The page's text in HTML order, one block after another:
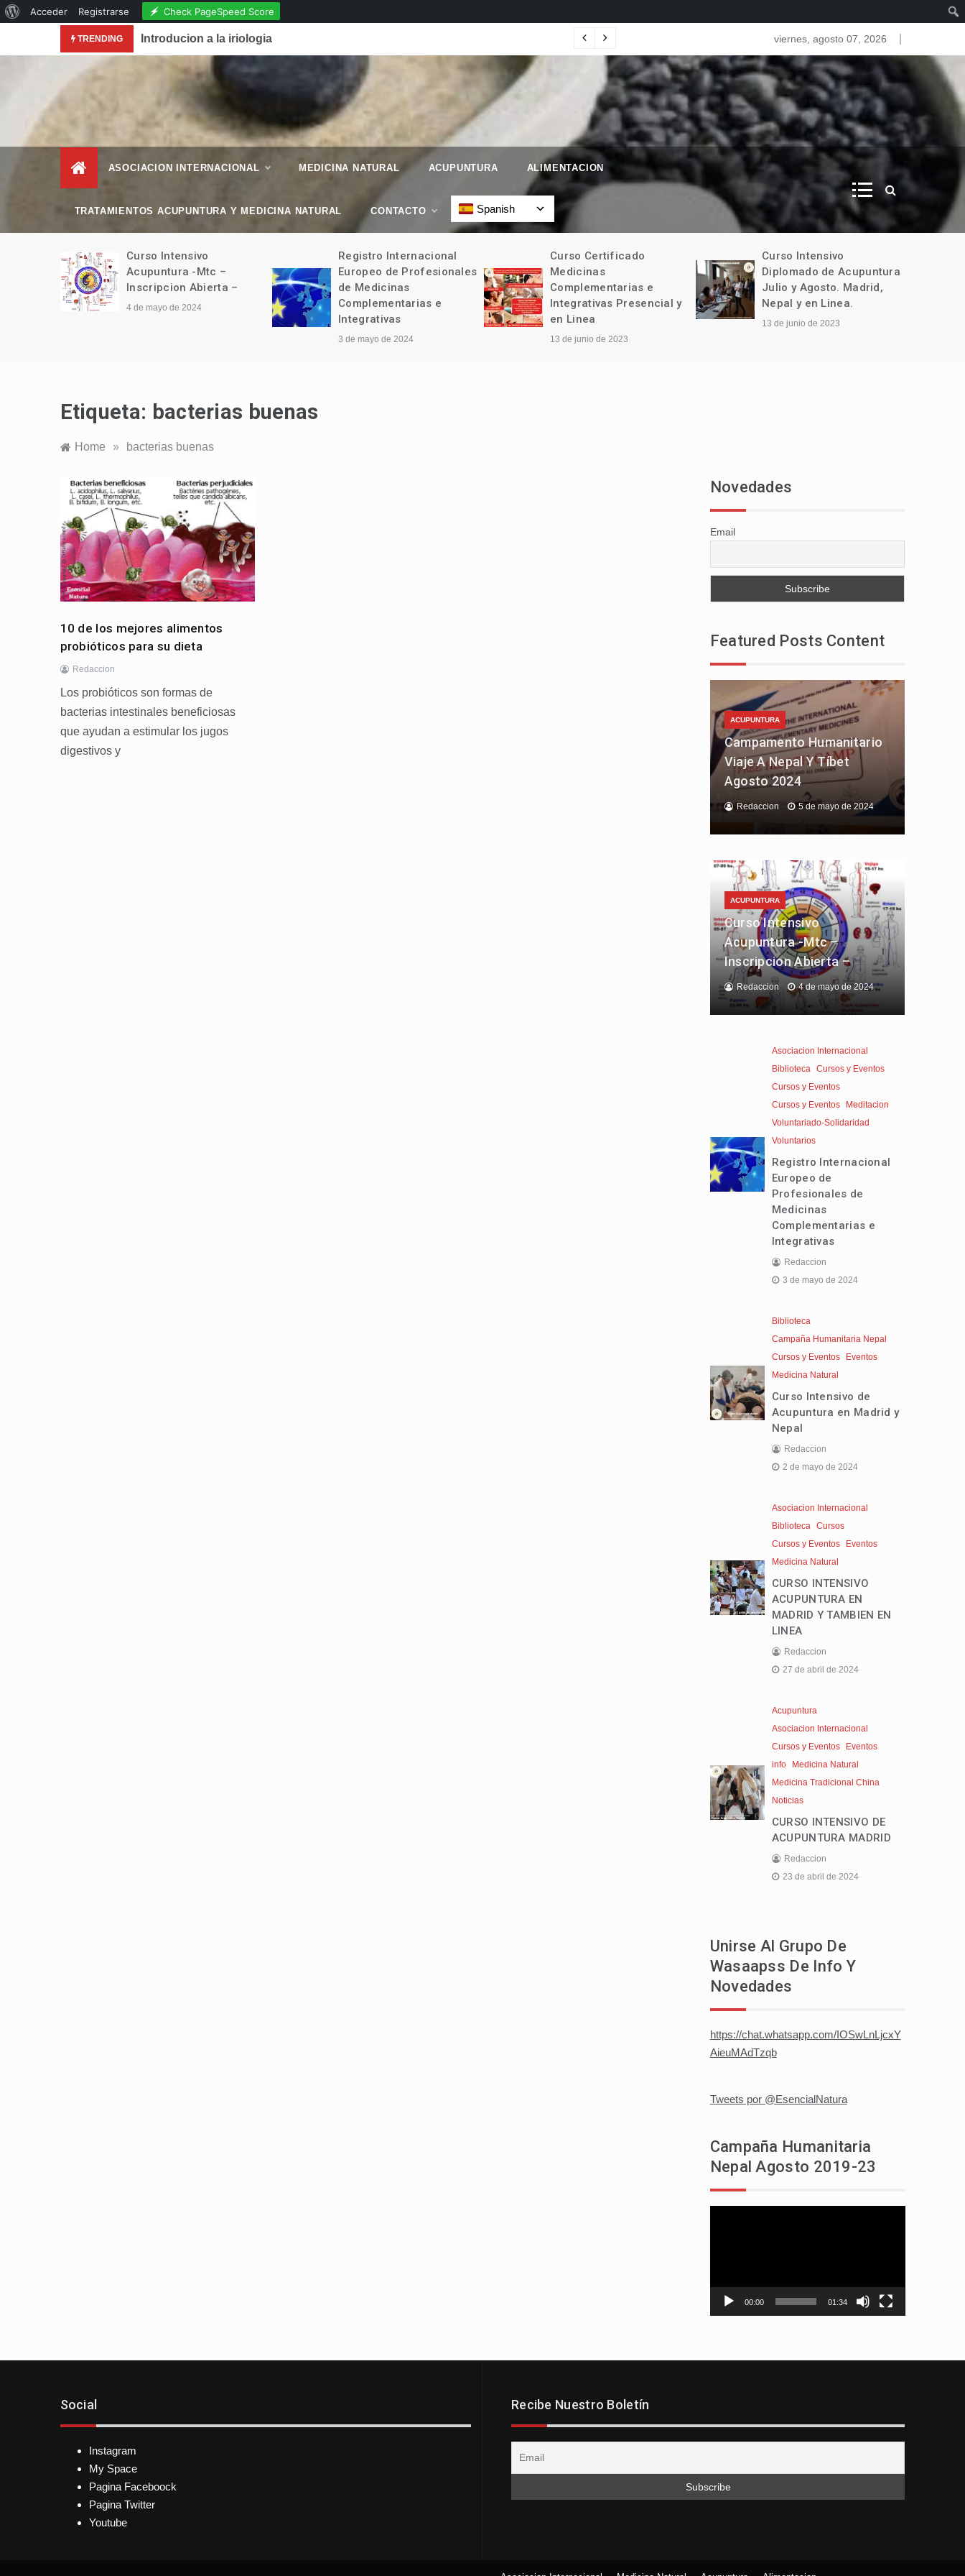
Acerca
WordPress
Acceder Registrarse Check PageSpeed Score
TRENDING
. Reconocimiento de la Acupuntura en la Revista National Geographic.
Introducion a la iriologia viernes, agosto 07, 2026
– Esencial Natura
–
Revista de Vida Natural
ASOCIACION INTERNACIONAL MEDICINA NATURAL ACUPUNTURA ALIMENTACION
TRATAMIENTOS ACUPUNTURA Y MEDICINA NATURAL CONTACTO Spanish
Curso Intensivo
Acupuntura -Mtc –
Inscripcion Abierta –
4 de mayo de 2024
Registro Internacional
Europeo de Profesionales
de Medicinas
Complementarias e
Integrativas
3 de mayo de 2024
Curso Certificado
Medicinas
Complementarias e
Integrativas Presencial y
en Linea
13 de junio de 2023
Curso Intensivo
Diplomado de Acupuntura
Julio y Agosto. Madrid,
Nepal y en Linea.
13 de junio de 2023
Etiqueta: bacterias buenas
Home » bacterias buenas
10 de los mejores alimentos
probióticos para su dieta
Redaccion
Los probióticos son formas de
bacterias intestinales beneficiosas
que ayudan a estimular los jugos
digestivos y
Novedades
Email
Featured Posts Content
ACUPUNTURA
Campamento Humanitario
Viaje A Nepal Y Tíbet
Agosto 2024
Redaccion 5 de mayo de 2024
ACUPUNTURA
Curso Intensivo
Acupuntura -Mtc –
Inscripcion Abierta –
Redaccion 4 de mayo de 2024
Asociacion Internacional
Biblioteca Cursos y Eventos
Cursos y Eventos
Cursos y Eventos
Meditacion
Voluntariado-Solidaridad
Voluntarios
Registro Internacional
Europeo de
Profesionales de
Medicinas
Complementarias e
Integrativas
Redaccion
3 de mayo de 2024
Biblioteca
Campaña Humanitaria Nepal
Cursos y Eventos
Eventos
Medicina Natural
Curso Intensivo de
Acupuntura en Madrid y
Nepal
Redaccion
2 de mayo de 2024
Asociacion Internacional
Biblioteca Cursos
Cursos y Eventos
Eventos
Medicina Natural
CURSO INTENSIVO
ACUPUNTURA EN
MADRID Y TAMBIEN EN
LINEA
Redaccion
27 de abril de 2024
Acupuntura
Asociacion Internacional
Cursos y Eventos
Eventos
info
Medicina Natural
Medicina Tradicional China
Noticias
CURSO INTENSIVO DE
ACUPUNTURA MADRID
Redaccion
23 de abril de 2024
Unirse Al Grupo De
Wasaapss De Info Y
Novedades
https://chat.whatsapp.com/IOSwLnLjcxY
AieuMAdTzqb
Tweets por @EsencialNatura
Campaña Humanitaria
Nepal Agosto 2019-23
00:00 01:34
Social
Instagram
My Space
Pagina Faceboock
Pagina Twitter
Youtube
Recibe Nuestro Boletín